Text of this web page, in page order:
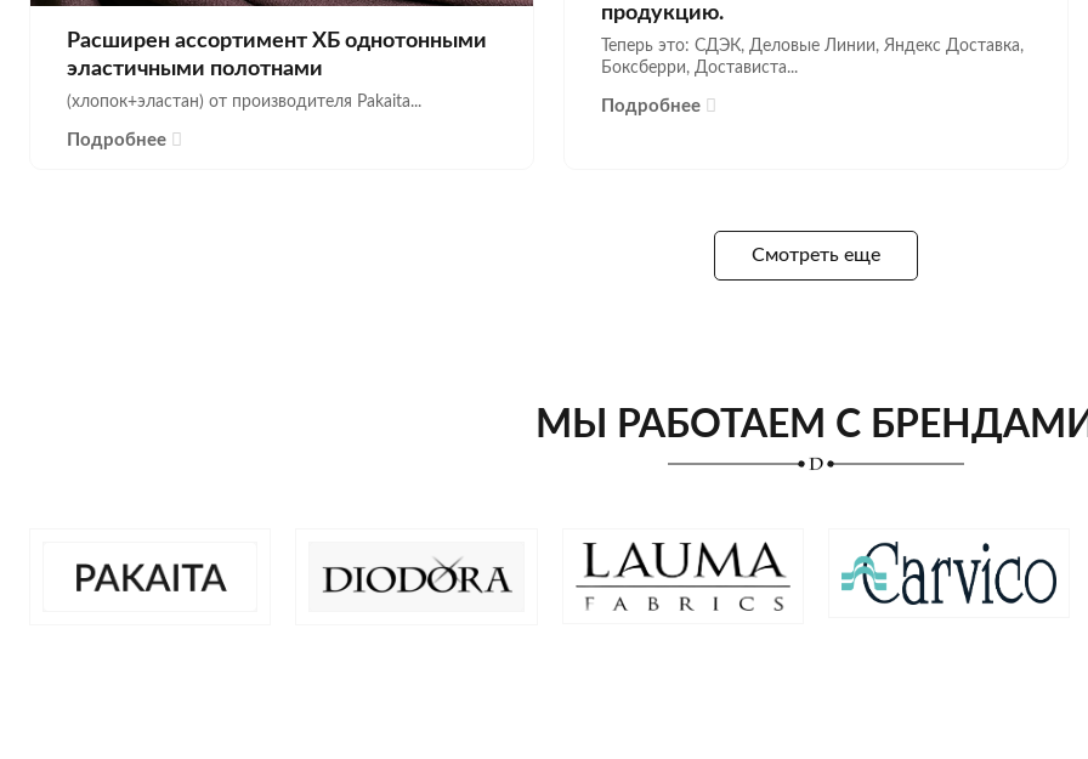
Расширен ассортимент ХБ однотонными
эластичными полотнами
(хлопок+эластан) от производителя Pakaita...
Подробнее
продукцию.
Теперь это: СДЭК, Деловые Линии, Яндекс Доставка,
Боксберри, Достависта...
Подробнее
Смотреть еще
МЫ РАБОТАЕМ С